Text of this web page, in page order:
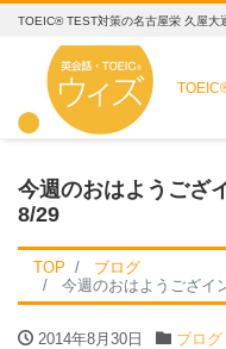
TOEIC® TEST対策の名古屋栄 久屋大
今週のおはようござ
8/29
TOP
ブログ
今週のおはようござ
2014年8月30日 ブログ